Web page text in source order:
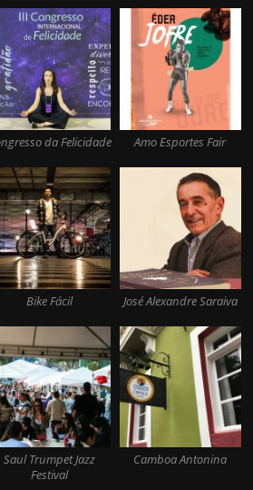
da Felicidade Amo Esportes Fair
Bike Fácil José Alexandre Saraiva
Saul Trumpet Jazz
Festival
Camboa Antonina